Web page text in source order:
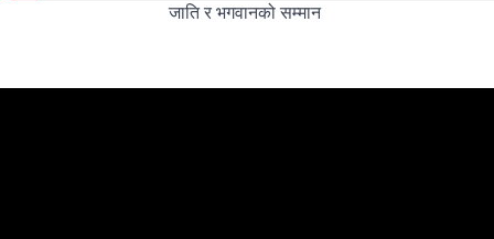
जाति र भगवानको सम्मान